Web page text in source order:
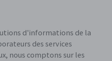
d'informations de la
des services
nous comptons sur les